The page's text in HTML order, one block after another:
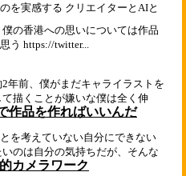
を実感する クリエイターとAIと
の香港への思いについては作品
う https://twitter...
年前、僕がまだキャライラストを
描くことが嫌いな僕は全く伸
作品を作ればいいんだ
を考えていない自分にできない
のは自分の気持ちだが、そんな
カメラワーク